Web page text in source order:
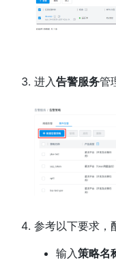
进入告警服务管
参考以下要求，
输入策略名